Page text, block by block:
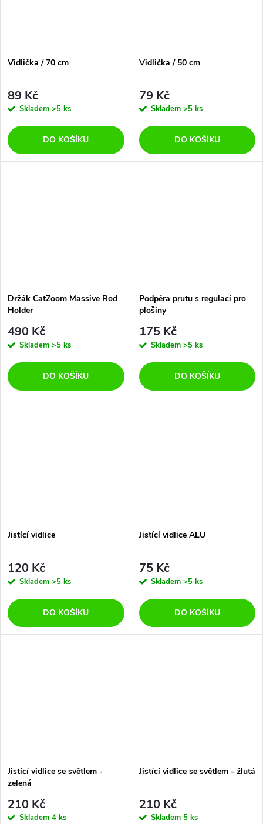
Vidlička / 70 cm
89 Kč
Skladem >5 ks
DO KOŠÍKU
Vidlička / 50 cm
79 Kč
Skladem >5 ks
DO KOŠÍKU
Držák CatZoom Massive Rod
Holder
490 Kč
Skladem >5 ks
DO KOŠÍKU
Podpěra prutu s regulací pro
plošiny
175 Kč
Skladem >5 ks
DO KOŠÍKU
Jistící vidlice
120 Kč
Skladem >5 ks
DO KOŠÍKU
Jistící vidlice ALU
75 Kč
Skladem >5 ks
DO KOŠÍKU
Jistící vidlice se světlem -
zelená
210 Kč
Skladem 4 ks
Jistící vidlice se světlem - žlutá
210 Kč
Skladem 5 ks